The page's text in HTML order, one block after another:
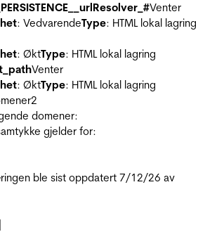
Venter
: VedvarendeType: HTML lokal lagring
: ØktType: HTML lokal lagring
Venter
: ØktType: HTML lokal lagring
2
domener:
gjelder for:
ble sist oppdatert 7/12/26 av